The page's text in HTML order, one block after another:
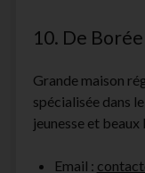
10. De
Grande maison
spécialisée dans
jeunesse et beaux
Email :